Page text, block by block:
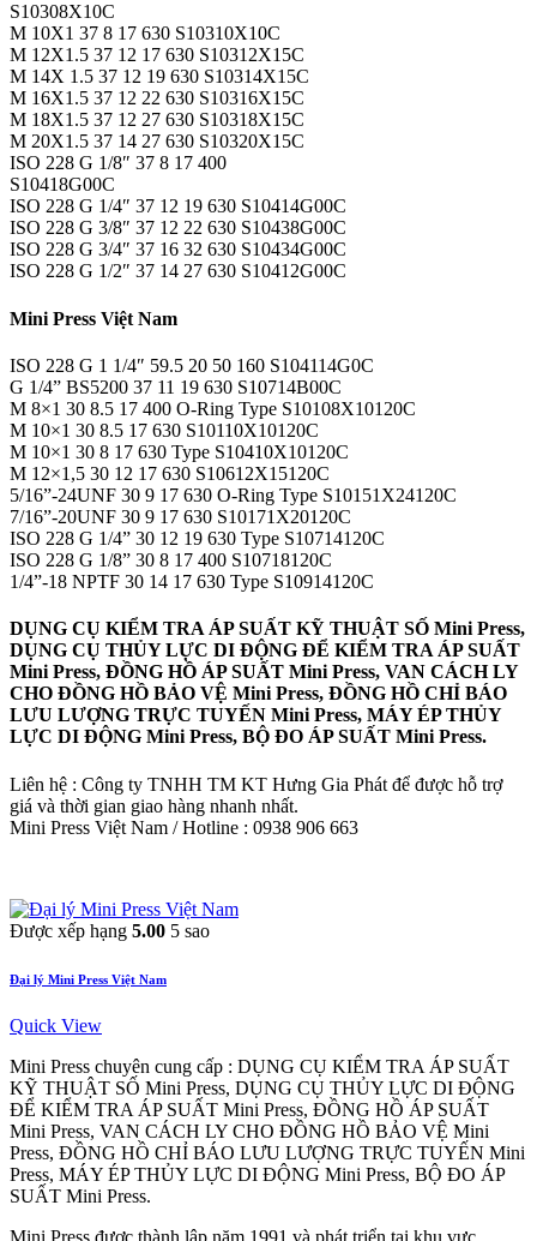
S10308X10C
M 10X1 37 8 17 630 S10310X10C
M 12X1.5 37 12 17 630 S10312X15C
M 14X 1.5 37 12 19 630 S10314X15C
M 16X1.5 37 12 22 630 S10316X15C
M 18X1.5 37 12 27 630 S10318X15C
M 20X1.5 37 14 27 630 S10320X15C
ISO 228 G 1/8″ 37 8 17 400
S10418G00C
ISO 228 G 1/4″ 37 12 19 630 S10414G00C
ISO 228 G 3/8″ 37 12 22 630 S10438G00C
ISO 228 G 3/4″ 37 16 32 630 S10434G00C
ISO 228 G 1/2″ 37 14 27 630 S10412G00C
Mini Press Việt Nam
ISO 228 G 1 1/4″ 59.5 20 50 160 S104114G0C
G 1/4” BS5200 37 11 19 630 S10714B00C
M 8×1 30 8.5 17 400 O-Ring Type S10108X10120C
M 10×1 30 8.5 17 630 S10110X10120C
M 10×1 30 8 17 630 Type S10410X10120C
M 12×1,5 30 12 17 630 S10612X15120C
5/16”-24UNF 30 9 17 630 O-Ring Type S10151X24120C
7/16”-20UNF 30 9 17 630 S10171X20120C
ISO 228 G 1/4” 30 12 19 630 Type S10714120C
ISO 228 G 1/8” 30 8 17 400 S10718120C
1/4”-18 NPTF 30 14 17 630 Type S10914120C
DỤNG CỤ KIỂM TRA ÁP SUẤT KỸ THUẬT SỐ Mini Press,
DỤNG CỤ THỦY LỰC DI ĐỘNG ĐỂ KIỂM TRA ÁP SUẤT
Mini Press, ĐỒNG HỒ ÁP SUẤT Mini Press, VAN CÁCH LY
CHO ĐỒNG HỒ BẢO VỆ Mini Press, ĐỒNG HỒ CHỈ BÁO
LƯU LƯỢNG TRỰC TUYẾN Mini Press, MÁY ÉP THỦY
LỰC DI ĐỘNG Mini Press, BỘ ĐO ÁP SUẤT Mini Press.
Liên hệ : Công ty TNHH TM KT Hưng Gia Phát để được hỗ trợ
giá và thời gian giao hàng nhanh nhất.
Mini Press Việt Nam / Hotline : 0938 906 663
Được xếp hạng 5.00 5 sao
Đại lý Mini Press Việt Nam
Quick View
Mini Press chuyên cung cấp : DỤNG CỤ KIỂM TRA ÁP SUẤT
KỸ THUẬT SỐ Mini Press, DỤNG CỤ THỦY LỰC DI ĐỘNG
ĐỂ KIỂM TRA ÁP SUẤT Mini Press, ĐỒNG HỒ ÁP SUẤT
Mini Press, VAN CÁCH LY CHO ĐỒNG HỒ BẢO VỆ Mini
Press, ĐỒNG HỒ CHỈ BÁO LƯU LƯỢNG TRỰC TUYẾN Mini
Press, MÁY ÉP THỦY LỰC DI ĐỘNG Mini Press, BỘ ĐO ÁP
SUẤT Mini Press.